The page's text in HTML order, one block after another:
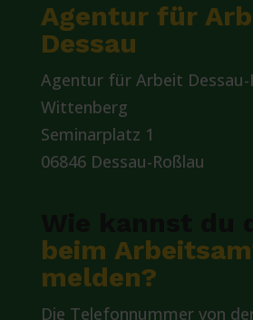
Agentur für
Dessau
Agentur für Arbeit Dessau-
Wittenberg
Seminarplatz 1
06846 Dessau-Roßlau
beim
melden?
Die Telefonnummer von